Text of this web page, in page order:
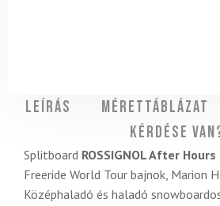
Leírás Mérettáblázat
Kérdése
Splitboard ROSSIGNOL After
Freeride World Tour bajnok, Marion
Középhaladó és haladó